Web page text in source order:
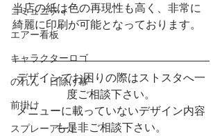
コミュニティ
エアー看板
キャラクターロゴ
のれん・日除け幕
前掛け
スプレーアート
当店の紙は色の再現性も高く、非常に
綺麗に印刷が可能となっております。
デザインでお困りの際はストスタへ一
度ご相談下さい。
メニューに載っていないデザイン内容
も是非ご相談下さい。